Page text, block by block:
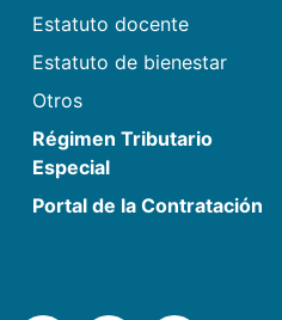
Estatuto docente
Estatuto de bienestar
Otros
Régimen Tributario
Especial
Portal de la Contratación